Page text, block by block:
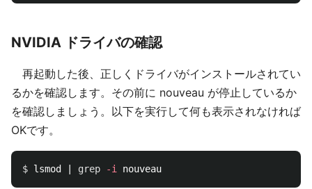
NVIDIA ドライバの確認
再起動した後、正しくドライバがインストールされてい
るかを確認します。その前に nouveau が停止しているか
を確認しましょう。以下を実行して何も表示されなければ
OKです。
$ lsmod | grep -i